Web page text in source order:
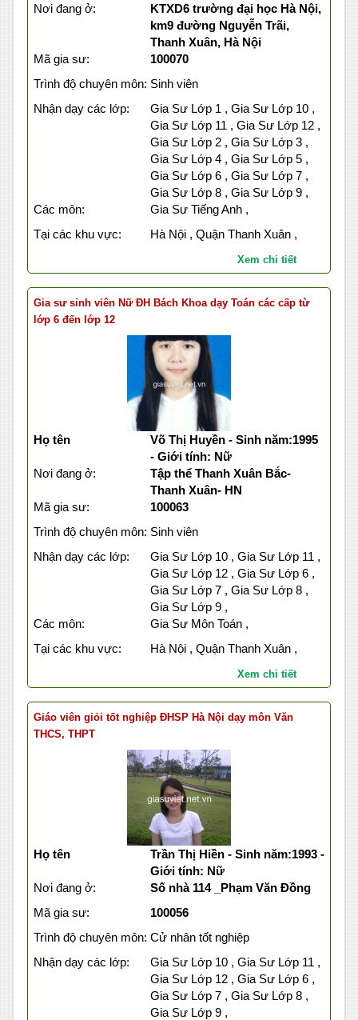
Nơi đang ở:
KTXD6 trường đại học Hà Nội,
km9 đường Nguyễn Trãi,
Thanh Xuân, Hà Nội
Mã gia sư:
100070
Trình độ chuyên môn: Sinh viên
Nhận dạy các lớp:
Gia Sư Lớp 1 , Gia Sư Lớp 10 ,
Gia Sư Lớp 11 , Gia Sư Lớp 12 ,
Gia Sư Lớp 2 , Gia Sư Lớp 3 ,
Gia Sư Lớp 4 , Gia Sư Lớp 5 ,
Gia Sư Lớp 6 , Gia Sư Lớp 7 ,
Gia Sư Lớp 8 , Gia Sư Lớp 9 ,
Các môn:
Gia Sư Tiếng Anh ,
Tại các khu vực:
Hà Nội , Quận Thanh Xuân ,
Xem chi tiết
Gia sư sinh viên Nữ ĐH Bách Khoa dạy Toán các cấp từ
lớp 6 đến lớp 12
Họ tên
Võ Thị Huyền - Sinh năm:1995
- Giới tính: Nữ
Nơi đang ở:
Tập thể Thanh Xuân Bắc-
Thanh Xuân- HN
Mã gia sư:
100063
Trình độ chuyên môn: Sinh viên
Nhận dạy các lớp:
Gia Sư Lớp 10 , Gia Sư Lớp 11 ,
Gia Sư Lớp 12 , Gia Sư Lớp 6 ,
Gia Sư Lớp 7 , Gia Sư Lớp 8 ,
Gia Sư Lớp 9 ,
Các môn:
Gia Sư Môn Toán ,
Tại các khu vực:
Hà Nội , Quận Thanh Xuân ,
Xem chi tiết
Giáo viên giỏi tốt nghiệp ĐHSP Hà Nội dạy môn Văn
THCS, THPT
Họ tên
Trần Thị Hiền - Sinh năm:1993 -
Giới tính: Nữ
Nơi đang ở:
Số nhà 114 _Phạm Văn Đồng
Mã gia sư:
100056
Trình độ chuyên môn: Cử nhân tốt nghiệp
Nhận dạy các lớp:
Gia Sư Lớp 10 , Gia Sư Lớp 11 ,
Gia Sư Lớp 12 , Gia Sư Lớp 6 ,
Gia Sư Lớp 7 , Gia Sư Lớp 8 ,
Gia Sư Lớp 9 ,